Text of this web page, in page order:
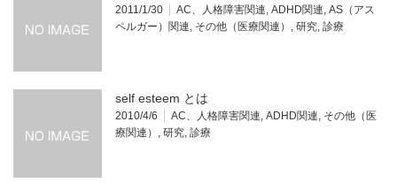
2011/1/30 AC、人格障害関連, ADHD関連, AS（アス
ペルガー）関連, その他（医療関連） , 研究, 診療
self esteem とは
2010/4/6 AC、人格障害関連, ADHD関連, その他（医
療関連） , 研究, 診療